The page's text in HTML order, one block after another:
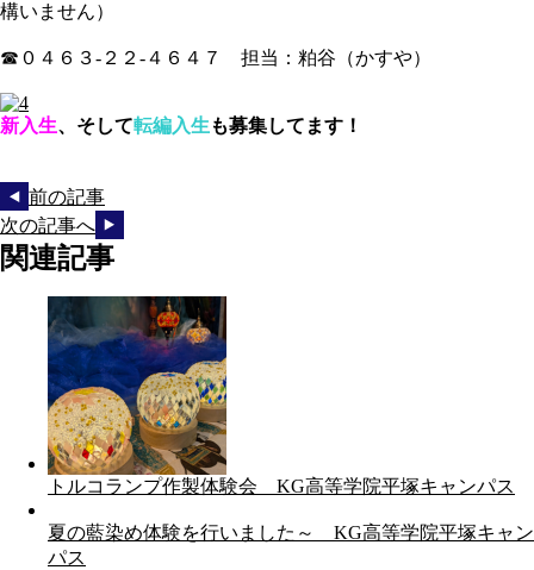
構いません）
☎０４６３-２２-４６４７ 担当：粕谷（かすや）
新入生、そして転編入生 も募集してます！
前の記事
次の記事へ
関連記事
トルコランプ作製体験会 KG高等学院平塚キャンパス
夏の藍染め体験を行いました～ KG高等学院平塚キャン
パス